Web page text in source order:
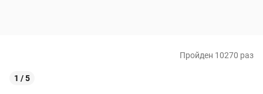
Пройден 10270 раз
1 / 5